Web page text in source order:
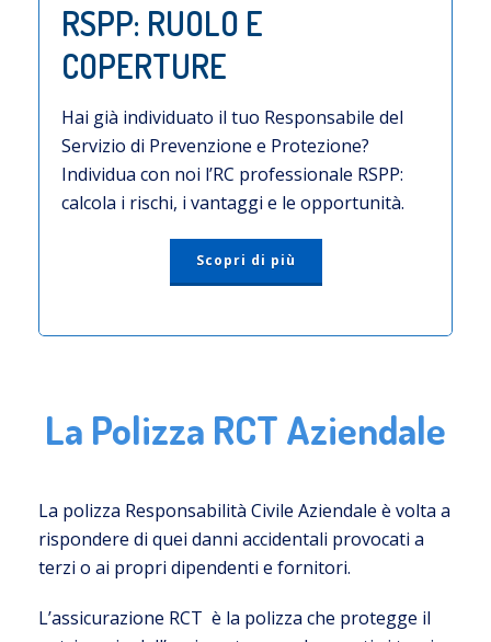
RSPP: RUOLO E
COPERTURE
Hai già individuato il tuo Responsabile del
Servizio di Prevenzione e Protezione?
Individua con noi l’RC professionale RSPP:
calcola i rischi, i vantaggi e le opportunità.
Scopri di più
La Polizza RCT Aziendale
La polizza Responsabilità Civile Aziendale è volta a
rispondere di quei danni accidentali provocati a
terzi o ai propri dipendenti e fornitori.
L’assicurazione RCT è la polizza che protegge il